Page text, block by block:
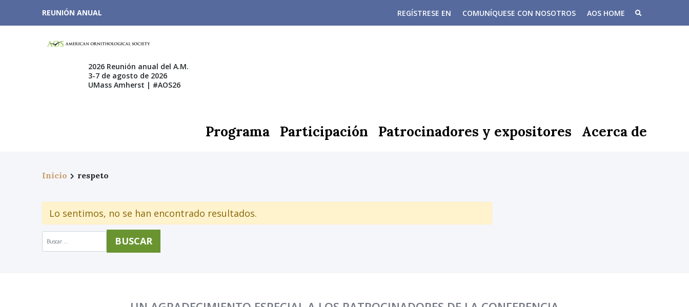
REUNIÓN ANUAL REGÍSTRESE EN COMUNÍQUESE CON NOSOTROS AOS HOME
2026 Reunión anual del A.M.
3-7 de agosto de 2026
UMass Amherst | #AOS26
Programa Participación Patrocinadores y expositores Acerca de
Inicio respeto
Lo sentimos, no se han encontrado resultados.